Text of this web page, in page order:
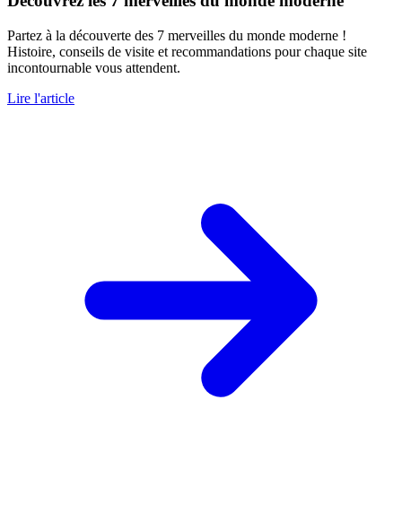
Partez à la découverte des 7 merveilles du monde moderne !
Histoire, conseils de visite et recommandations pour chaque site
incontournable vous attendent.
Lire l'article